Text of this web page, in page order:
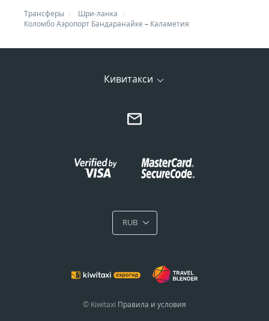
Трансферы
Шри-ланка
Коломбо Аэропорт Бандаранайке – Каламетия
Кивитакси
RUB
© Kiwitaxi Правила и условия